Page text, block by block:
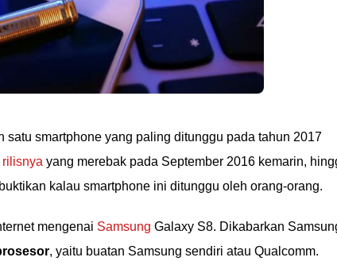
satu smartphone yang paling ditunggu pada tahun 2017
rilisnya yang merebak pada September 2016 kemarin,
kalau smartphone ini ditunggu oleh orang-orang.
mengenai Samsung Galaxy S8. Dikabarkan
, yaitu buatan Samsung sendiri atau Qualcomm.